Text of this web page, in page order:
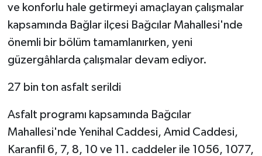
ve konforlu hale getirmeyi amaçlayan çalışmalar
kapsamında Bağlar ilçesi Bağcılar Mahallesi'nde
önemli bir bölüm tamamlanırken, yeni
güzergâhlarda çalışmalar devam ediyor.
27 bin ton asfalt serildi
Asfalt programı kapsamında Bağcılar
Mahallesi'nde Yenihal Caddesi, Amid Caddesi,
Karanfil 6, 7, 8, 10 ve 11. caddeler ile 1056, 1077,
Jandarma
Kadın
KÜLTÜR SANAT
MAGAZİN
Otomobil